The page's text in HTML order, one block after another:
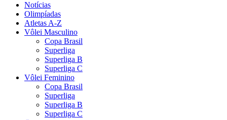
Notícias
Olimpíadas
Atletas A-Z
Vôlei Masculino
Copa Brasil
Superliga
Superliga B
Superliga C
Vôlei Feminino
Copa Brasil
Superliga
Superliga B
Superliga C